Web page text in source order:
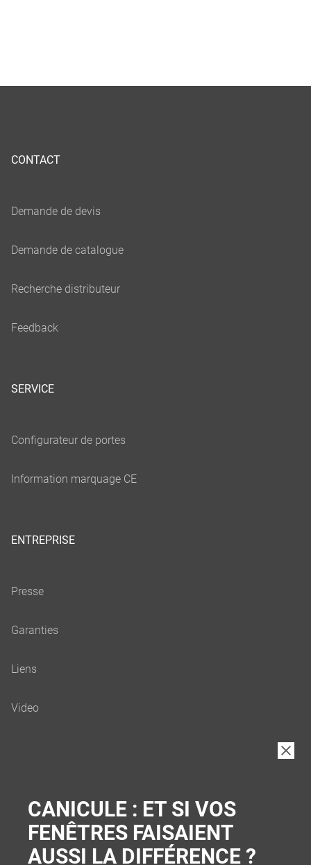
CONTACT
SERVICE
ENTREPRISE
CANICULE : ET SI VOS
FENÊTRES FAISAIENT
AUSSI LA DIFFÉRENCE ?